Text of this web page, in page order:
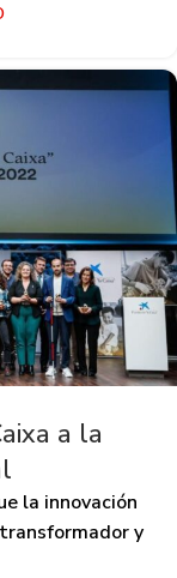
a la
la innovación
y